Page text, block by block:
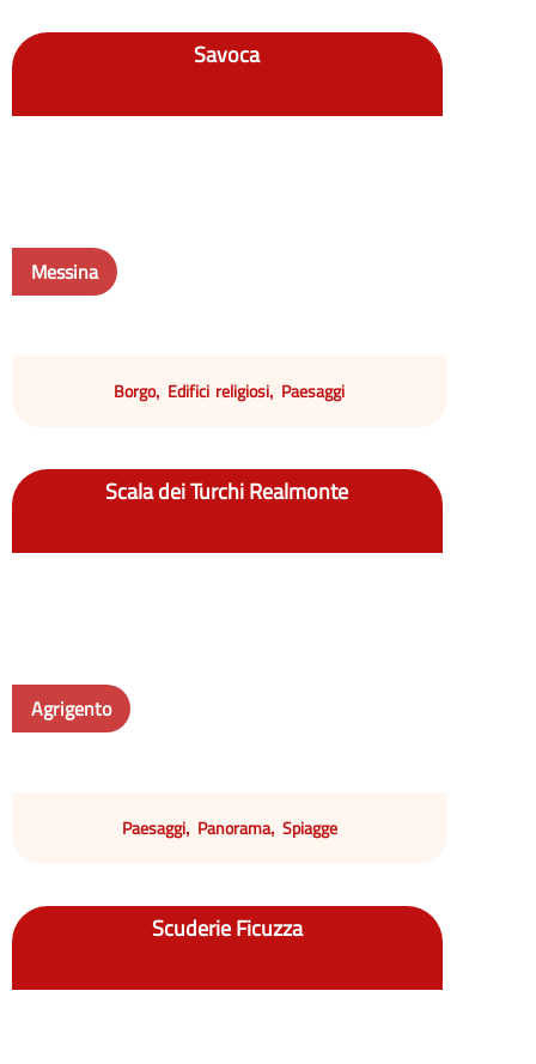
Savoca
Messina
Borgo, Edifici religiosi, Paesaggi
Scala dei Turchi Realmonte
Agrigento
Paesaggi, Panorama, Spiagge
Scuderie Ficuzza